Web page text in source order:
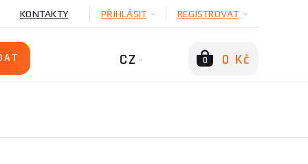
KONTAKTY PŘIHLÁSIT REGISTROVAT
CZ 0 0 Kč